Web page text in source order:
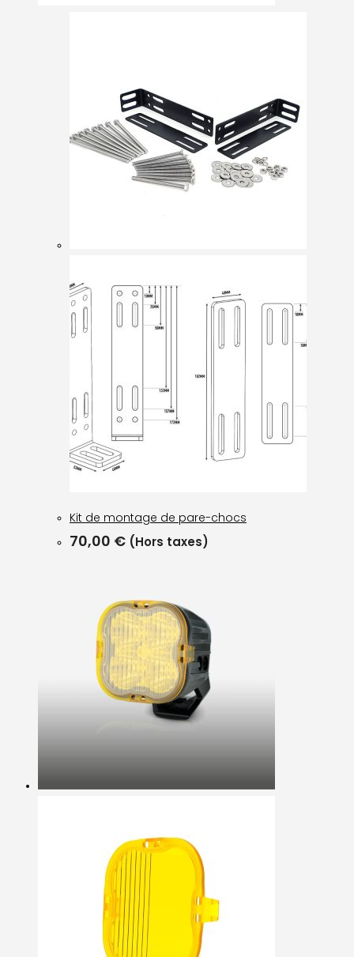
Kit de montage de pare-chocs
70,00 € (Hors taxes)